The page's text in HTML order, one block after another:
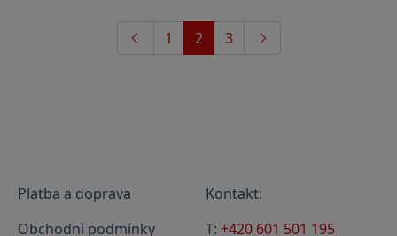
1 2 3
Platba a doprava
Obchodní podmínky
Kontakt:
T: +420 601 501 195